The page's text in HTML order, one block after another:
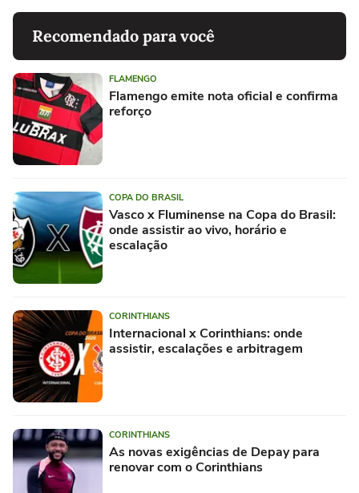
Recomendado para você
FLAMENGO
Flamengo emite nota oficial e confirma
reforço
COPA DO BRASIL
Vasco x Fluminense na Copa do Brasil:
onde assistir ao vivo, horário e
escalação
CORINTHIANS
Internacional x Corinthians: onde
assistir, escalações e arbitragem
CORINTHIANS
As novas exigências de Depay para
renovar com o Corinthians